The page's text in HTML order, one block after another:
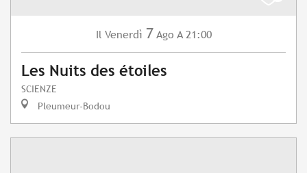
Il Venerdì 7 Ago A 21:00
Les Nuits des étoiles
SCIENZE
Pleumeur-Bodou